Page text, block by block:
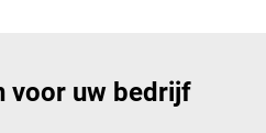
voor uw bedrijf